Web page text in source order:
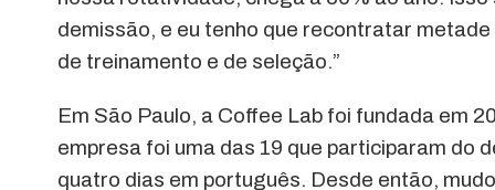
demissão, e eu tenho que recontratar
de treinamento e de seleção.”
Em São Paulo, a Coffee Lab foi fundada em
empresa foi uma das 19 que participaram do
quatro dias em português. Desde então,